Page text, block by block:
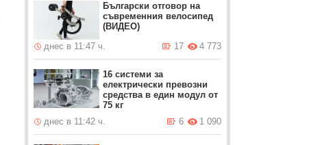
Български отговор на
съвременния велосипед
(ВИДЕО)
днес в 11:47 ч.
4 773
17
16 системи за
електрически превозни
средства в един модул от
75 кг
днес в 11:42 ч.
1 090
6